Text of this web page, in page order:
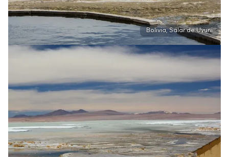
Bolivia, Salar de Uyuni